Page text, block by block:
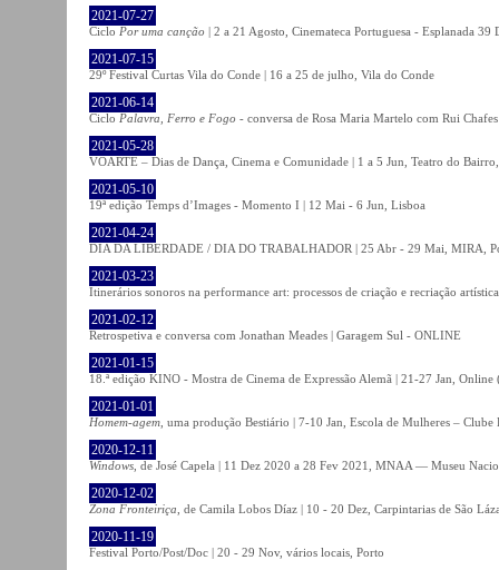
2021-07-27
Ciclo Por uma canção | 2 a 21 Agosto, Cinemateca Portuguesa - Esplanada 39
2021-07-15
29º Festival Curtas Vila do Conde | 16 a 25 de julho, Vila do Conde
2021-06-14
Ciclo Palavra, Ferro e Fogo - conversa de Rosa Maria Martelo com Rui
2021-05-28
VOARTE – Dias de Dança, Cinema e Comunidade | 1 a 5 Jun, Teatro do
2021-05-10
19ª edição Temps d’Images - Momento I | 12 Mai - 6 Jun, Lisboa
2021-04-24
DIA DA LIBERDADE / DIA DO TRABALHADOR | 25 Abr - 29 Mai, MIRA,
2021-03-23
Itinerários sonoros na performance art: processos de criação e recriação
2021-02-12
Retrospetiva e conversa com Jonathan Meades | Garagem Sul - ONLINE
2021-01-15
18.ª edição KINO - Mostra de Cinema de Expressão Alemã | 21-27 Jan,
2021-01-01
Homem-agem , uma produção Bestiário | 7-10 Jan, Escola de Mulheres – Clube
2020-12-11
Windows , de José Capela | 11 Dez 2020 a 28 Fev 2021, MNAA — Museu
2020-12-02
Zona Fronteiriça , de Camila Lobos Díaz | 10 - 20 Dez, Carpintarias de São
2020-11-19
Festival Porto/Post/Doc | 20 - 29 Nov, vários locais, Porto